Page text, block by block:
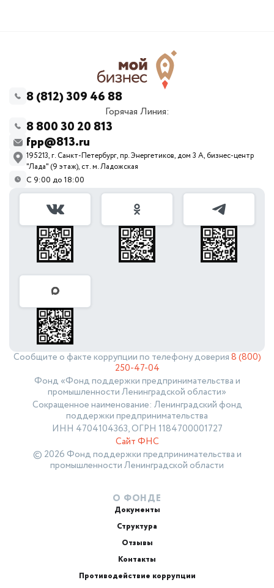
8 (812) 309 46 88
Горячая Линия:
8 800 30 20 813
fpp@813.ru
195213, г. Санкт-Петербург, пр. Энергетиков, дом 3 А, бизнес-центр
"Лада" (9 этаж), ст. м. Ладожская
С 9:00 до 18:00
Сообщите о факте коррупции по телефону доверия8 (800)
250-47-04
Фонд «Фонд поддержки предпринимательства и
промышленности Ленинградской области»
Сокращенное наименование: Ленинградский фонд
поддержки предпринимательства
ИНН 4704104363, ОГРН 1184700001727
Сайт ФНС
© 2026 Фонд поддержки предпринимательства и
промышленности Ленинградской области
О ФОНДЕ
Документы
Структура
Отзывы
Контакты
Противодействие коррупции